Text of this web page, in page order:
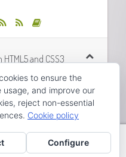
and CSS3
porOrix Systems
para abrir el chat.
to ensure the
and improve our
reject non-essential
Cookie policy
Configure